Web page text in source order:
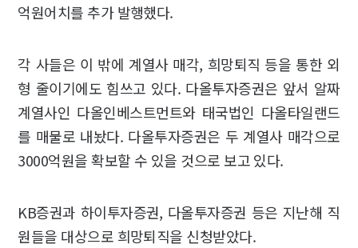
억원어치를 추가 발행했다.
각 사들은 이 밖에 계열사 매각, 희망퇴직 등을 통한 외
형 줄이기에도 힘쓰고 있다. 다올투자증권은 앞서 알짜
계열사인 다올인베스트먼트와 태국법인 다올타일랜드
를 매물로 내놨다. 다올투자증권은 두 계열사 매각으로
3000억원을 확보할 수 있을 것으로 보고 있다.
KB증권과 하이투자증권, 다올투자증권 등은 지난해 직
원들을 대상으로 희망퇴직을 신청받았다.